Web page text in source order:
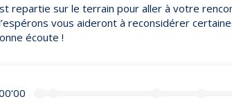
repartie sur le terrain pour aller à votre
vous aideront à reconsidérer
écoute !